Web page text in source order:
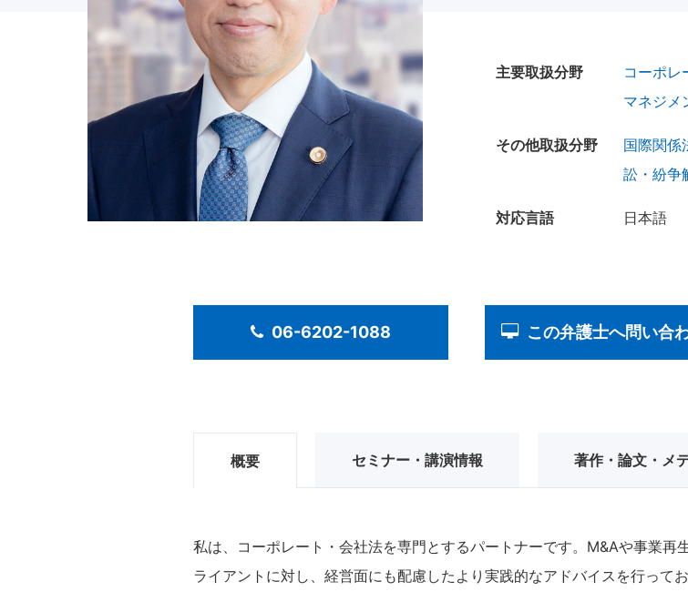
主要取扱分野 コーポレ
マネジメ
その他取扱分野 国際関係
訟・紛争
対応言語 日本語
06-6202-1088 この弁護士へ問い合
概要 セミナー・講演情報 著作・論文・メ
私は、コーポレート・会社法を専門とするパートナーです。M&Aや事業再
ライアントに対し、経営面にも配慮したより実践的なアドバイスを行ってお